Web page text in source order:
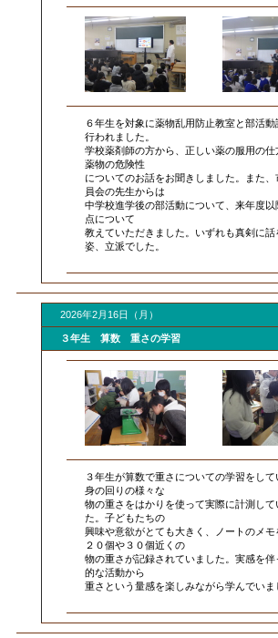
６年生を対象に薬物乱用防止教室と部活動
行われました。
学校薬剤師の方から、正しい薬の服用の仕
薬物の危険性
についてのお話をお聞きしました。また、
員会の先生からは
中学校進学後の部活動について、来年度以
点について
教えていただきました。いずれも真剣に話
姿、立派でした。
2026年2月16日（月）
３年生 算数 重さの学習
３年生が算数で重さについての学習をして
身の回りの様々な
物の重さをはかりを使って実際に計測して
た。子どもたちの
興味や意欲がとても大きく、ノートのメモ
２０個や３０個近くの
物の重さが記録されていました。実感を伴
的な活動から
重さという量感を楽しみながら学んでいま